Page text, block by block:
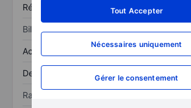
Tout Accepter
Nécessaires uniquement
Gérer le consentement
Résultat net XXXXXXX
Bilan
Actif total XXXXXXX
Dette totale
Ratios